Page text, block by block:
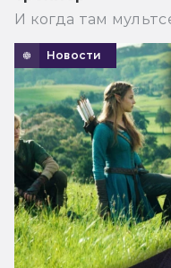
И когда там
Новости